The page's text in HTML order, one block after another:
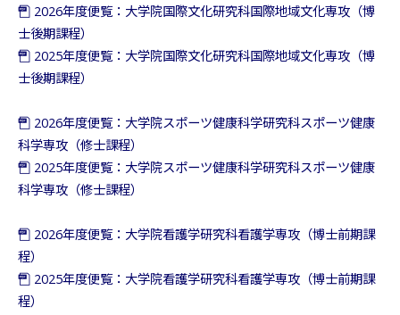
2026年度便覧：大学院国際文化研究科国際地域文化専攻（博
士後期課程）
2025年度便覧：大学院国際文化研究科国際地域文化専攻（博
士後期課程）
2026年度便覧：大学院スポーツ健康科学研究科スポーツ健康
科学専攻（修士課程）
2025年度便覧：大学院スポーツ健康科学研究科スポーツ健康
科学専攻（修士課程）
2026年度便覧：大学院看護学研究科看護学専攻（博士前期課
程）
2025年度便覧：大学院看護学研究科看護学専攻（博士前期課
程）